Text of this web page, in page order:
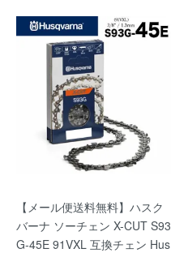
【メール便送料無料】ハスク
バーナ ソーチェン X-CUT S93
G-45E 91VXL 互換チェン Hus